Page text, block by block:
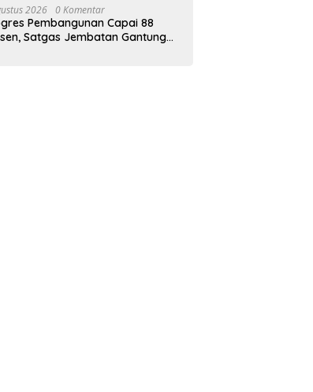
2026 0 Komentar
Pembangunan Capai 88
Satgas Jembatan Gantung